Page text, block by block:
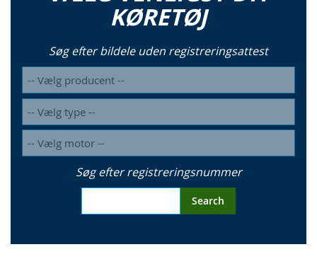
KØRETØJ
Søg efter bildele uden registreringsattest
Søg efter registreringsnummer
Search